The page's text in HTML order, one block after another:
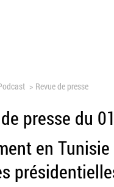
> Revue de presse
presse du
en